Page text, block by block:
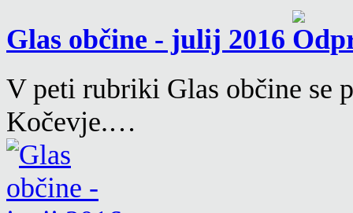
Glas občine - julij 2016
V peti rubriki Glas občine se
Kočevje.…